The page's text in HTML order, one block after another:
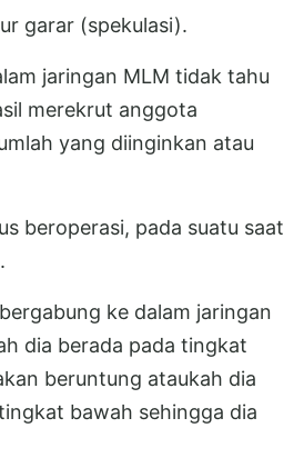
garar (spekulasi).
jaringan MLM tidak tahu
merekrut anggota
yang diinginkan atau
beroperasi, pada suatu saat
ke dalam jaringan
dia berada pada tingkat
beruntung ataukah dia
bawah sehingga dia